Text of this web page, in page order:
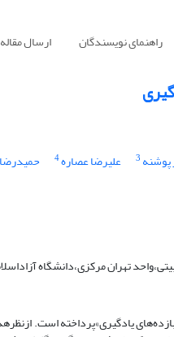
راهنمای نویسندگان ارسال مقاله
پوشنه 3 علیرضا عصاره4
تهران مرکزی،دانشگاه
‌یادگیری»پرداخته است.